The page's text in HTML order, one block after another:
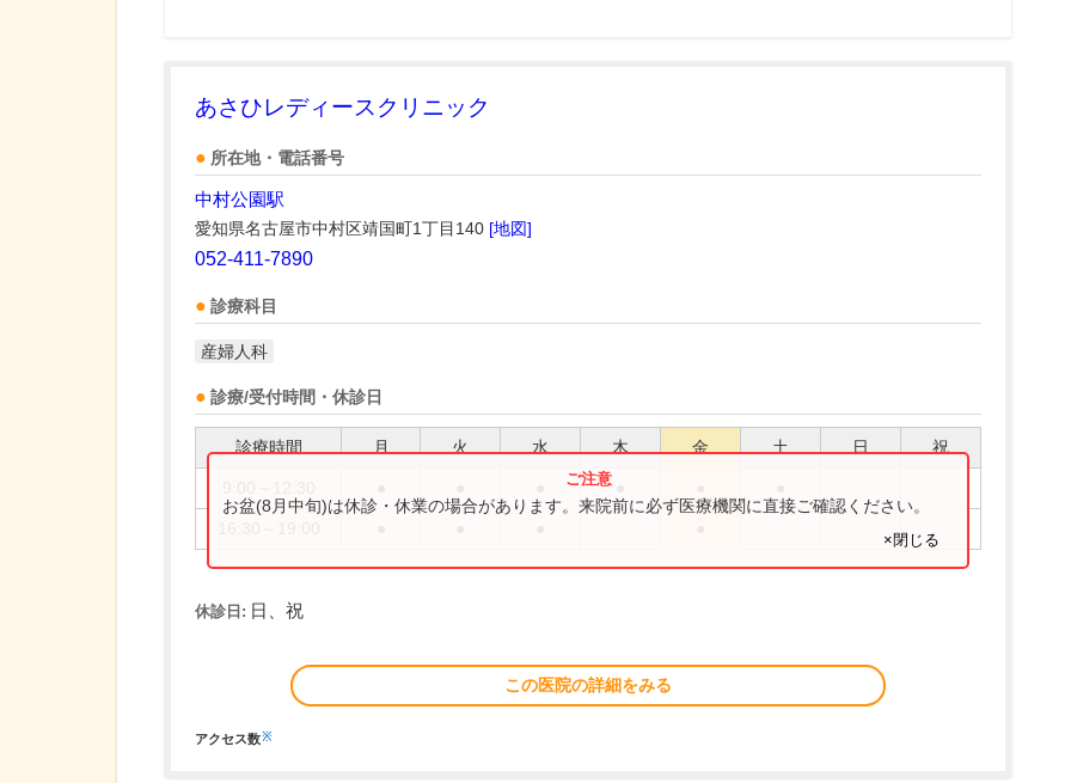
あさひレディースクリニック
所在地・電話番号
中村公園駅
愛知県名古屋市中村区靖国町1丁目140 [地図]
052-411-7890
診療科目
産婦人科
診療/受付時間・休診日
診療時間 月 火 水 木 金 土 日 祝
お盆(8月中旬)は休診・休業の場合があります。来院前に必ず医療機関に直接ご確認ください。
×閉じる
休診日: 日、祝
この医院の詳細をみる
アクセス数※